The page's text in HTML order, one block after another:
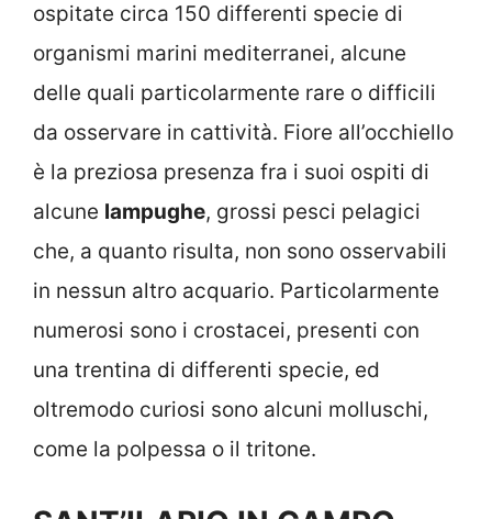
ospitate circa 150 differenti specie di
organismi marini mediterranei, alcune
delle quali particolarmente rare o difficili
da osservare in cattività. Fiore all’occhiello
è la preziosa presenza fra i suoi ospiti di
alcune lampughe, grossi pesci pelagici
che, a quanto risulta, non sono osservabili
in nessun altro acquario. Particolarmente
numerosi sono i crostacei, presenti con
una trentina di differenti specie, ed
oltremodo curiosi sono alcuni molluschi,
come la polpessa o il tritone.